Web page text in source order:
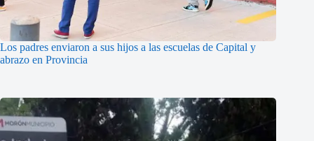
Los padres enviaron a sus hijos a las escuelas de Capital y
abrazo en Provincia